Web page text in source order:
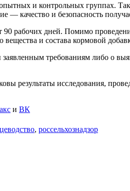
и контрольных группах.
— качество и безопасность
90 рабочих дней. Помимо
и состава кормовой
требованиям либо о
результаты исследования,
и ВК
, россельхознадзор